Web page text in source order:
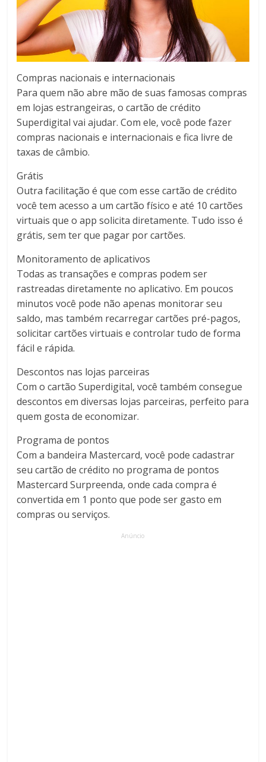
Compras nacionais e internacionais
Para quem não abre mão de suas famosas compras
em lojas estrangeiras, o cartão de crédito
Superdigital vai ajudar. Com ele, você pode fazer
compras nacionais e internacionais e fica livre de
taxas de câmbio.
Grátis
Outra facilitação é que com esse cartão de crédito
você tem acesso a um cartão físico e até 10 cartões
virtuais que o app solicita diretamente. Tudo isso é
grátis, sem ter que pagar por cartões.
Monitoramento de aplicativos
Todas as transações e compras podem ser
rastreadas diretamente no aplicativo. Em poucos
minutos você pode não apenas monitorar seu
saldo, mas também recarregar cartões pré-pagos,
solicitar cartões virtuais e controlar tudo de forma
fácil e rápida.
Descontos nas lojas parceiras
Com o cartão Superdigital, você também consegue
descontos em diversas lojas parceiras, perfeito para
quem gosta de economizar.
Programa de pontos
Com a bandeira Mastercard, você pode cadastrar
seu cartão de crédito no programa de pontos
Mastercard Surpreenda, onde cada compra é
convertida em 1 ponto que pode ser gasto em
compras ou serviços.
Anúncio